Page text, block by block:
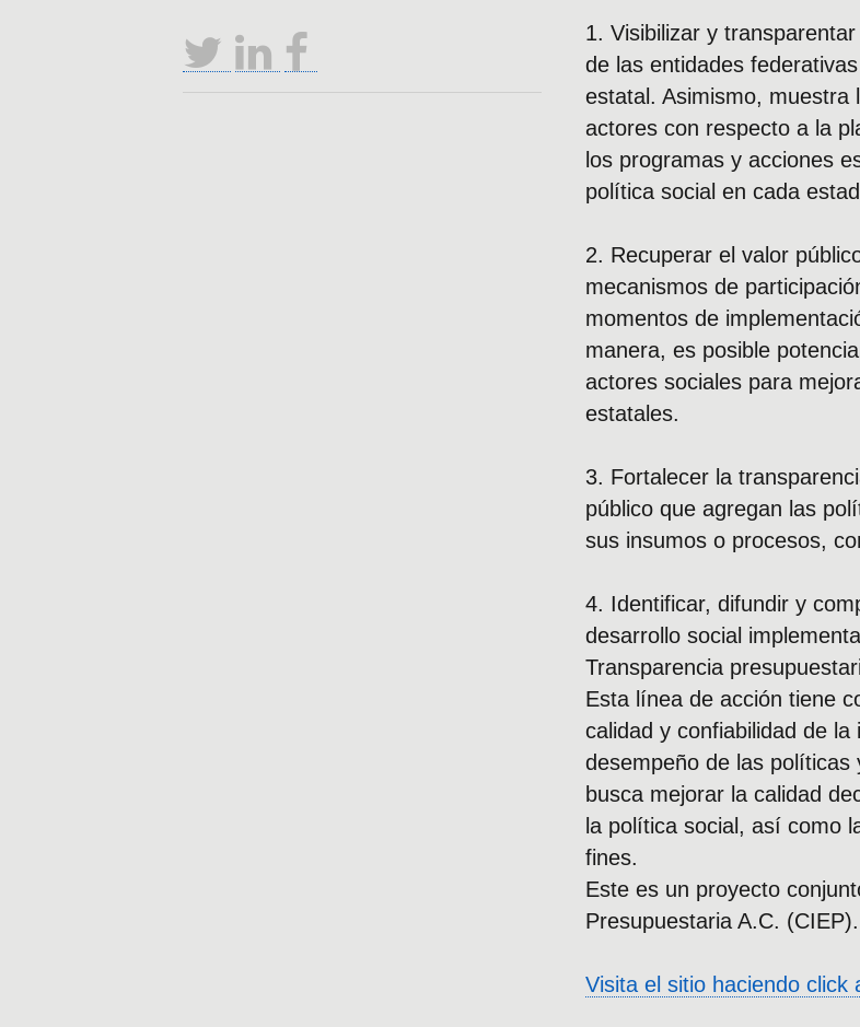
1. Visibilizar y
de las entidades
estatal. Asimismo, muestra
actores con respecto a la
los programas y acciones
política social en cada
2. Recuperar el valor
mecanismos de
momentos de
manera, es posible
actores sociales para
estatales.
3. Fortalecer la
público que agregan las
sus insumos o procesos,
4. Identificar, difundir y
desarrollo social
Transparencia
Esta línea de acción tiene
calidad y confiabilidad de la
desempeño de las
busca mejorar la calidad
la política social, así como
fines.
Este es un proyecto
Presupuestaria A.C. (CIEP).
Visita el sitio haciendo click